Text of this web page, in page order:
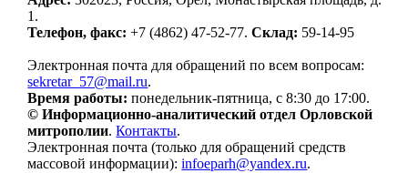
1.
Телефон, факс: +7 (4862) 47-52-77.Склад: 59-14-95
Электронная почта для обращений по всем вопросам:
sekretar_57@mail.ru.
Время работы: понедельник-пятница, с 8:30 до 17:00.
© Информационно-аналитический отдел Орловской
митрополии.Контакты.
Электронная почта (только для обращений средств
массовой информации):infoeparh@yandex.ru.